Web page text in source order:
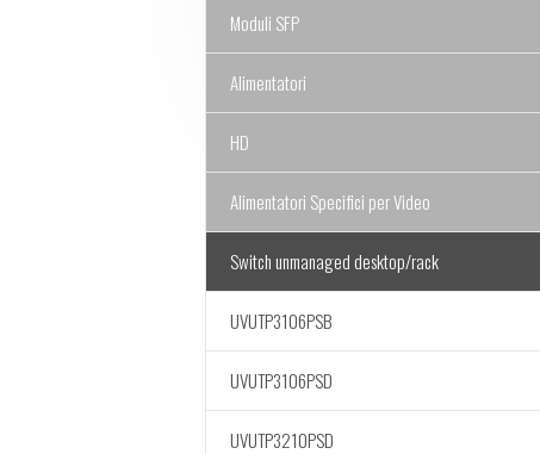
Moduli SFP
Alimentatori
HD
Alimentatori Specifici per Video
Switch unmanaged desktop/rack
UVUTP3106PSB
UVUTP3106PSD
UVUTP3210PSD